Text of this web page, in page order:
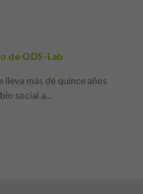
de ODS-Lab
lleva más de quince años
social a...